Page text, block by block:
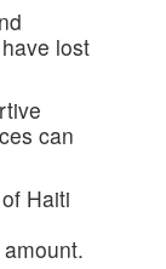
lost
can
Haiti